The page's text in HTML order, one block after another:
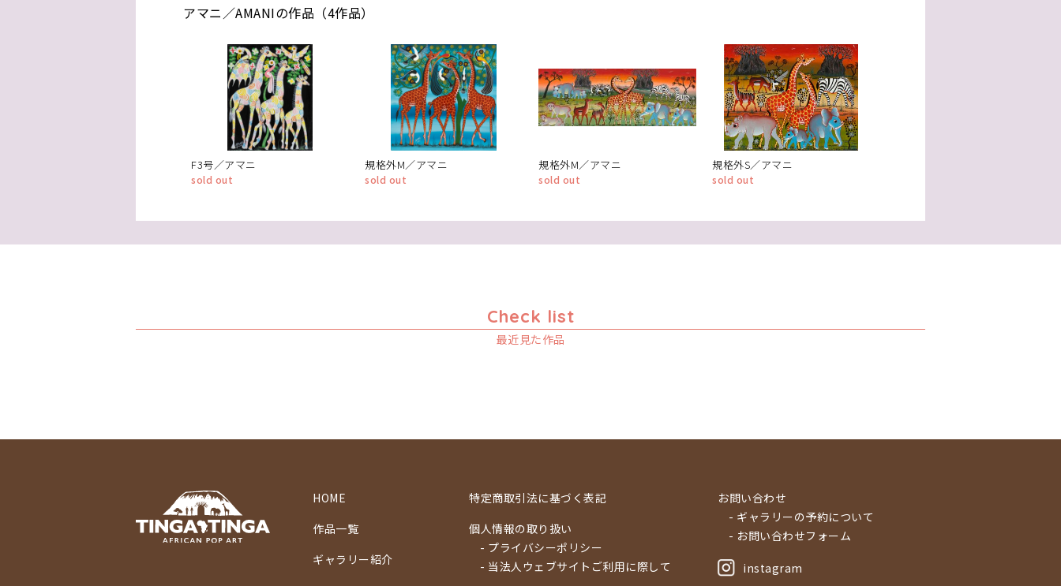
アマニ／AMANIの作品（4作品）
F3号／アマニ
sold out
規格外M／アマニ
sold out
規格外M／アマニ
sold out
規格外S／アマニ
sold out
Check list
最近見た作品
HOME
作品一覧
ギャラリー紹介
特定商取引法に基づく表記
個人情報の取り扱い
- プライバシーポリシー
- 当法人ウェブサイトご利用に際して
お問い合わせ
- ギャラリーの予約について
- お問い合わせフォーム
instagram